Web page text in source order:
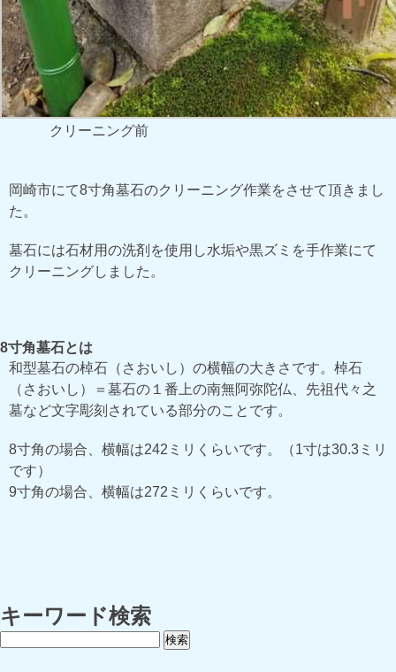
クリーニング前
岡崎市にて8寸角墓石のクリーニング作業をさせて頂きまし
た。
墓石には石材用の洗剤を使用し水垢や黒ズミを手作業にて
クリーニングしました。
8寸角墓石とは
和型墓石の棹石（さおいし）の横幅の大きさです。棹石
（さおいし）＝墓石の１番上の南無阿弥陀仏、先祖代々之
墓など文字彫刻されている部分のことです。
8寸角の場合、横幅は242ミリくらいです。（1寸は30.3ミリ
です）
9寸角の場合、横幅は272ミリくらいです。
キーワード検索